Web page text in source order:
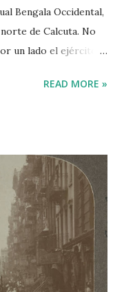
Bengala Occidental,
de Calcuta. No
un lado el ejército
un pequeño
India. Sus
de la India, 1740. Al
de Bengala. Robert
y derrotó a unos
A mediodía un
del nabab porque,
lonas para proteger
READ MORE »